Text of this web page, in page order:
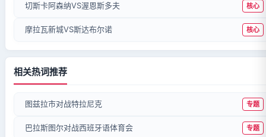
切斯卡阿森纳VS渥恩斯多夫 核心
摩拉瓦新城VS斯达布尔诺 核心
相关热词推荐
图兹拉市对战特拉尼克 专题
巴拉斯图尔对战西班牙语体育会 专题